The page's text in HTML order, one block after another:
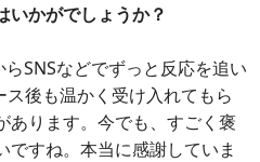
いかがでしょうか？
SNSなどでずっと反応を追い
後も温かく受け入れてもら
あります。今でも、すごく褒
すね。本当に感謝していま